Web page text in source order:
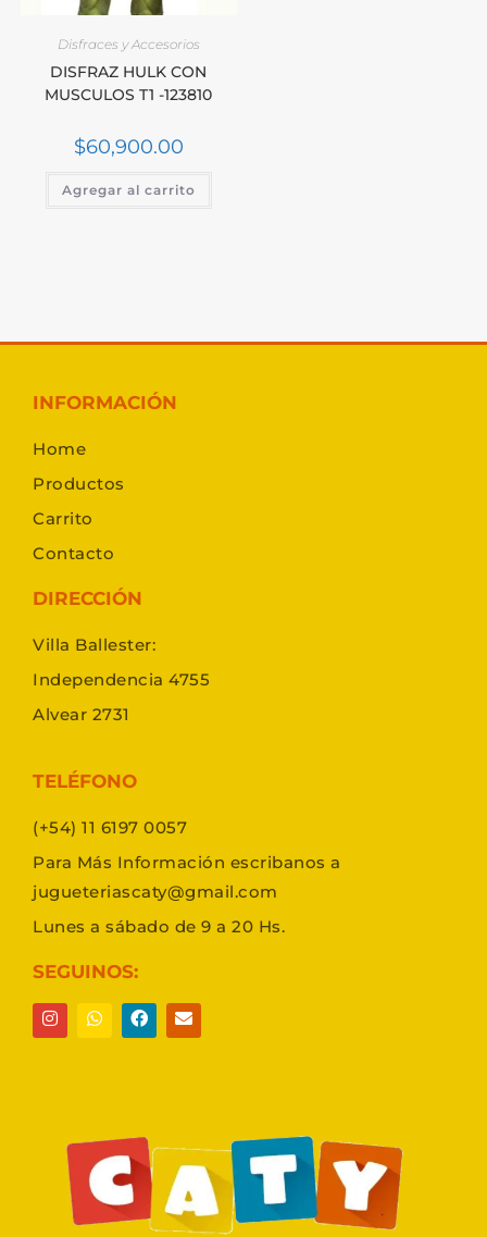
Disfraces y Accesorios
DISFRAZ HULK CON
MUSCULOS T1 -123810
$60,900.00
Agregar al carrito
INFORMACIÓN
Home
Productos
Carrito
Contacto
DIRECCIÓN
Villa Ballester:
Independencia 4755
Alvear 2731
TELÉFONO
(+54) 11 6197 0057
Para Más Información escribanos a
jugueteriascaty@gmail.com
Lunes a sábado de 9 a 20 Hs.
SEGUINOS: